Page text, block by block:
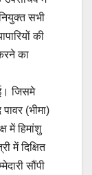
सभी
की
का
जिसमे
(भीमा)
में हिमांशु
में दिक्षित
सौंपी